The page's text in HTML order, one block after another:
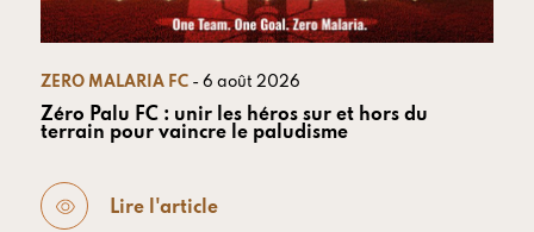
ZERO MALARIA FC - 6 août 2026
Zéro Palu FC : unir les héros sur et hors du
terrain pour vaincre le paludisme
Lire l'article